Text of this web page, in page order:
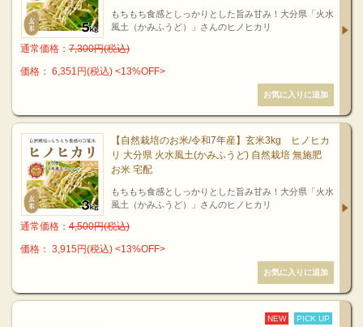
もちもち食感としっかりとした旨み甘み！大分県「火水
風土（かみふうど）」さんのヒノヒカリ
通常価格： 7,300円(税込)
価格： 6,351円(税込) <13%OFF>
【自然栽培のお米/令和7年産】玄米3kg ヒノヒカ
リ 大分県 火水風土(かみふうど) 自然栽培 無施肥
お米 宅配
もちもち食感としっかりとした旨み甘み！大分県「火水
風土（かみふうど）」さんのヒノヒカリ
通常価格： 4,500円(税込)
価格： 3,915円(税込) <13%OFF>
NEW PICK UP